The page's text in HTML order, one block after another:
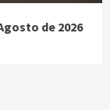
de 2026